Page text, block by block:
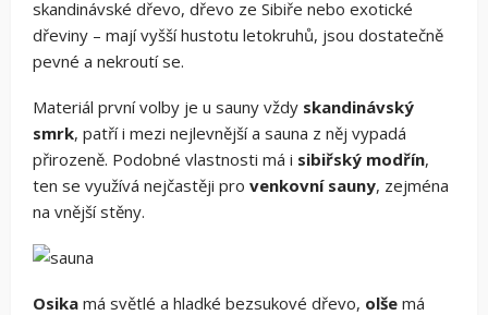
skandinávské dřevo, dřevo ze Sibiře nebo exotické
dřeviny – mají vyšší hustotu letokruhů, jsou dostatečně
pevné a nekroutí se.
Materiál první volby je u sauny vždy skandinávský
smrk, patří i mezi nejlevnější a sauna z něj vypadá
přirozeně. Podobné vlastnosti má i sibiřský modřín,
ten se využívá nejčastěji pro venkovní sauny, zejména
na vnější stěny.
Osika má světlé a hladké bezsukové dřevo, olše má